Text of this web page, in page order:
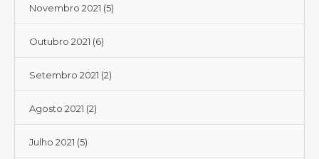
Novembro 2021 (5)
Outubro 2021 (6)
Setembro 2021 (2)
Agosto 2021 (2)
Julho 2021 (5)